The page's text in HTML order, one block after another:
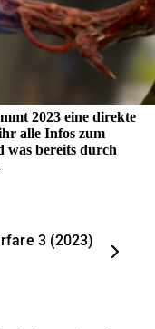
2023 eine direkte
alle Infos zum
was bereits durch
3 (2023)